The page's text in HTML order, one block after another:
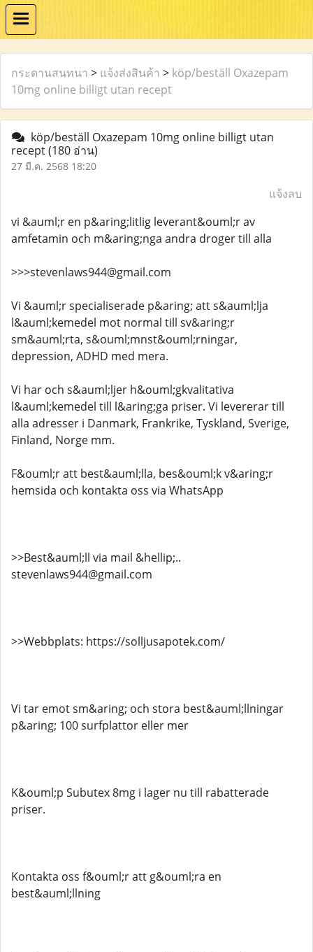
กระดานสนทนา > แจ้งส่งสินค้า > köp/beställ Oxazepam
10mg online billigt utan recept
köp/beställ Oxazepam 10mg online billigt utan
recept(180 อ่าน)
27 มี.ค. 2568 18:20
แจ้งลบ
vi &auml;r en p&aring;litlig leverant&ouml;r av
amfetamin och m&aring;nga andra droger till alla
>>>stevenlaws944@gmail.com
Vi &auml;r specialiserade p&aring; att s&auml;lja
l&auml;kemedel mot normal till sv&aring;r
sm&auml;rta, s&ouml;mnst&ouml;rningar,
depression, ADHD med mera.
Vi har och s&auml;ljer h&ouml;gkvalitativa
l&auml;kemedel till l&aring;ga priser. Vi levererar till
alla adresser i Danmark, Frankrike, Tyskland, Sverige,
Finland, Norge mm.
F&ouml;r att best&auml;lla, bes&ouml;k v&aring;r
hemsida och kontakta oss via WhatsApp
>>Best&auml;ll via mail &hellip;..
stevenlaws944@gmail.com
>>Webbplats: https://solljusapotek.com/
Vi tar emot sm&aring; och stora best&auml;llningar
p&aring; 100 surfplattor eller mer
K&ouml;p Subutex 8mg i lager nu till rabatterade
priser.
Kontakta oss f&ouml;r att g&ouml;ra en
best&auml;llning